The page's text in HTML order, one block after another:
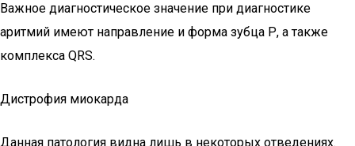
Важное диагностическое значение при диагностике
аритмий имеют направление и форма зубца Р, а также
комплекса QRS.
Дистрофия миокарда
Данная патология видна лишь в некоторых отведениях.